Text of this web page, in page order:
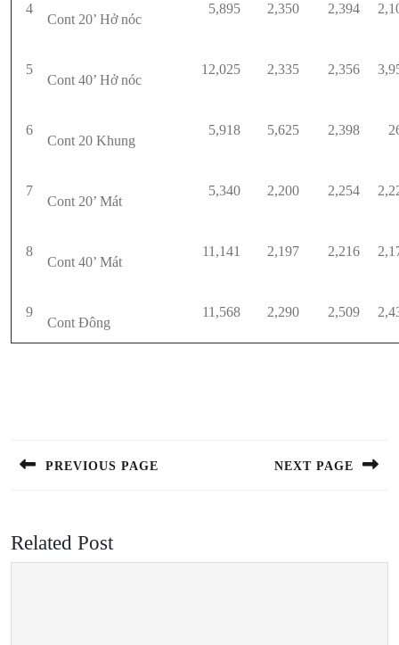
4
Cont 20’ Hở nóc
5,895 2,350 2,394
5
Cont 40’ Hở nóc
12,025 2,335 2,356
6
Cont 20 Khung
5,918 5,625 2,398
7
Cont 20’ Mát
5,340 2,200 2,254
8
Cont 40’ Mát
11,141 2,197 2,216
9
Cont Đông
11,568 2,290 2,509
bài
PREVIOUS PAGE NEXT PAGE
Related Post